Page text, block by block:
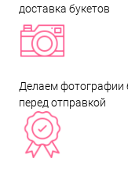
доставка букетов
Делаем фотографии
перед отправкой